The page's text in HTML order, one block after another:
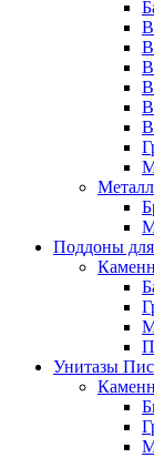
Поддоны
Унитазы